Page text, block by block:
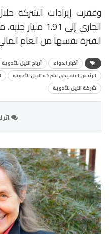
الفترة نفسها من العام
أخبار الدواء أرباح النيل للأدوية
الرئيس التنفيذي لشركة النيل للأدوية
شركة النيل للأدوية